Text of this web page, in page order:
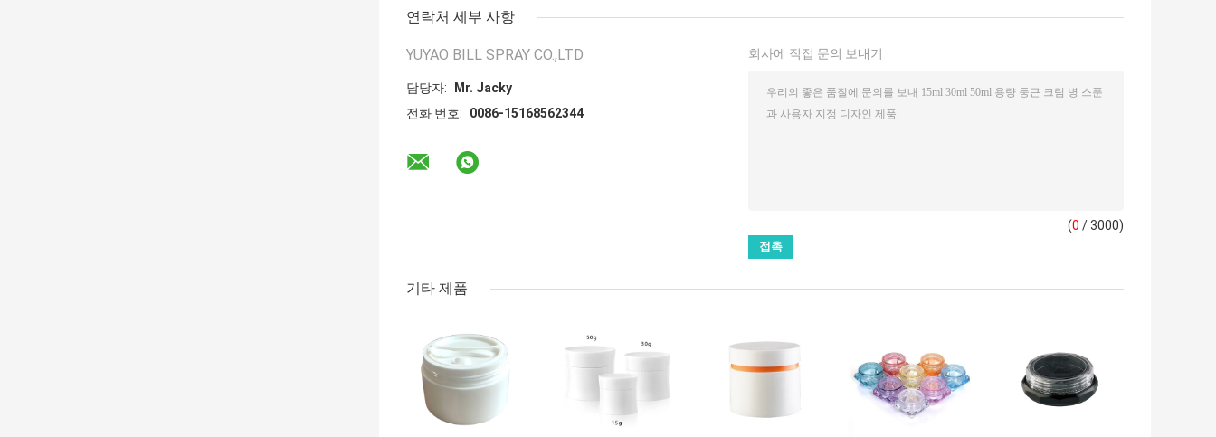
연락처 세부 사항
YUYAO BILL SPRAY CO.,LTD
담당자:
Mr. Jacky
전화 번호:
0086-15168562344
회사에 직접 문의 보내기
(0 / 3000)
기타 제품